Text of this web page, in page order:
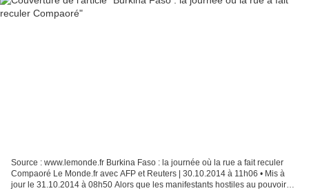
Source : www.lemonde.fr Burkina Faso : la journée où la rue a fait reculer
Compaoré Le Monde.fr avec AFP et Reuters | 30.10.2014 à 11h06 • Mis à
jour le 31.10.2014 à 08h50 Alors que les manifestants hostiles au pouvoir